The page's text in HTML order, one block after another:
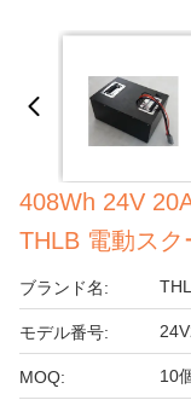
408Wh 24V
THLB 電動ス
ブランド名:
モデル番号:
MOQ: 10